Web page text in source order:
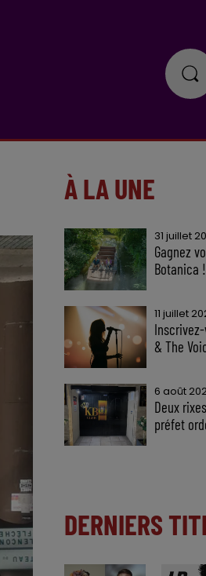
À LA UNE
31 juillet
Gagnez
Botanica !
11 juillet
& The
6 août
Deux
préfet
DERNIERS